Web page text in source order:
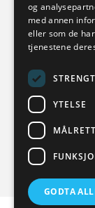
Veihjelp:
MG: 22 22 27 15
Volvo: 800 30
og
med annen
eller som de
tjenestene
YTELSE
GODTA